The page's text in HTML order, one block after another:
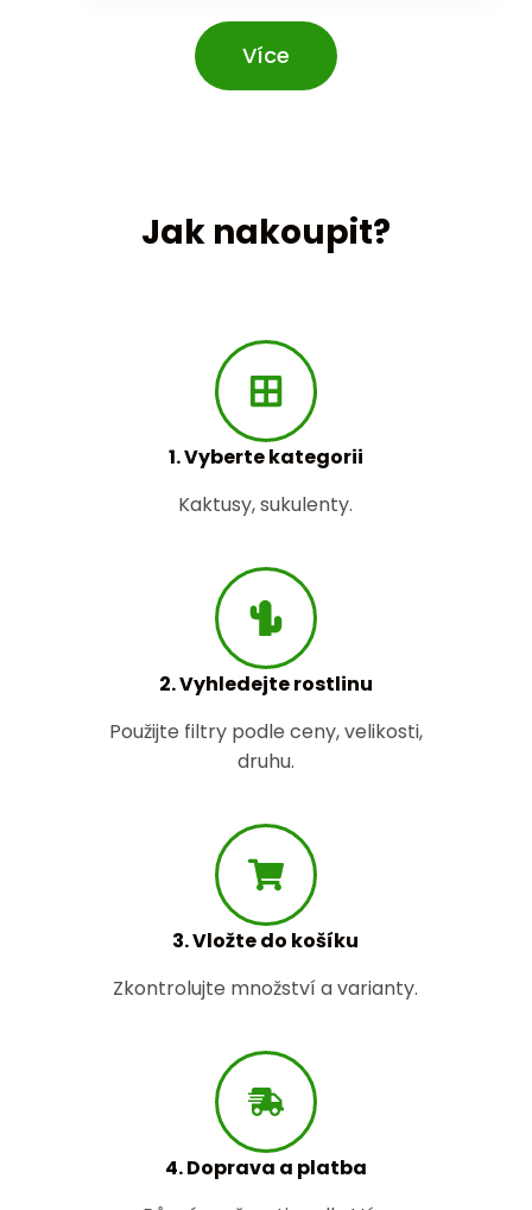
Více
Jak nakoupit?
1. Vyberte kategorii
Kaktusy, sukulenty.
2. Vyhledejte rostlinu
Použijte filtry podle ceny, velikosti,
druhu.
3. Vložte do košíku
Zkontrolujte množství a varianty.
4. Doprava a platba